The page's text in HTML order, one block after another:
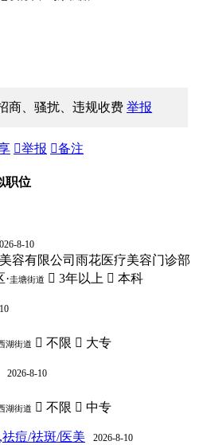
商、骚扰、违规收费举报
举报 备注
职位
8-10
容有限公司雨花医疗美容门诊部
·圭塘街道  3年以上  本科
湖街道  不限  大专
2026-8-10
湖街道  不限  中专
痘/祛斑/医美 2026-8-10